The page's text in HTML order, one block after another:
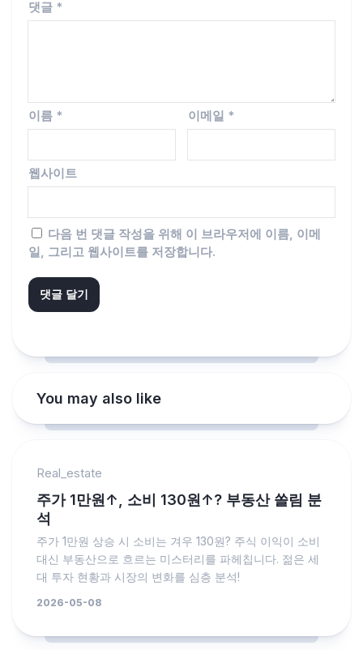
댓글 *
이름 * 이메일 *
웹사이트
다음 번 댓글 작성을 위해 이 브라우저에 이름, 이메
일, 그리고 웹사이트를 저장합니다.
You may also like
Real_estate
주가 1만원↑, 소비 130원↑? 부동산 쏠림 분
석
주가 1만원 상승 시 소비는 겨우 130원? 주식 이익이 소비
대신 부동산으로 흐르는 미스터리를 파헤칩니다. 젊은 세
대 투자 현황과 시장의 변화를 심층 분석!
2026-05-08